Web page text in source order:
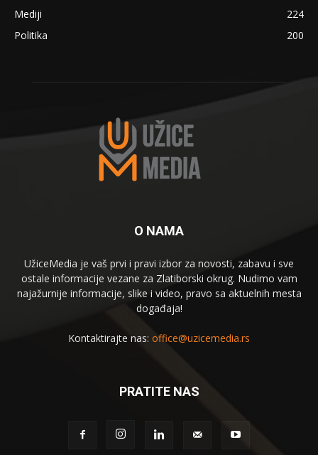
Mediji
224
Politika
200
O NAMA
UžiceMedia je vaš prvi i pravi izbor za novosti, zabavu i sve
ostale informacije vezane za Zlatiborski okrug. Nudimo vam
najažurnije informacije, slike i video, pravo sa aktuelnih mesta
događaja!
Kontaktirajte nas: office@uzicemedia.rs
PRATITE NAS